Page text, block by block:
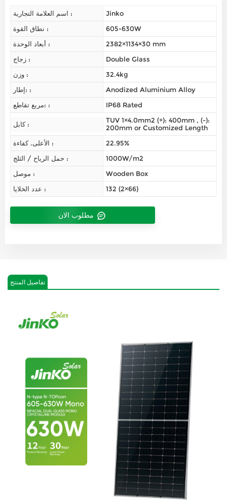
اسم العلامة التجارية :
Jinko
نطاق القوة :
605-630W
أبعاد الوحدة :
2382×1134×30 mm
زجاج :
Double Glass
وزن :
32.4kg
إطار: :
Anodized Aluminium Alloy
مربع تقاطع: :
IP68 Rated
كابل :
TUV 1×4.0mm2 (+): 400mm , (-):
200mm or Customized Length
الأعلى. كفاءة :
22.95%
حمل الرياح / الثلج :
1000W/m2
موصل :
Wooden Box
عدد الخلايا :
132 (2×66)
تفاصيل المنتج